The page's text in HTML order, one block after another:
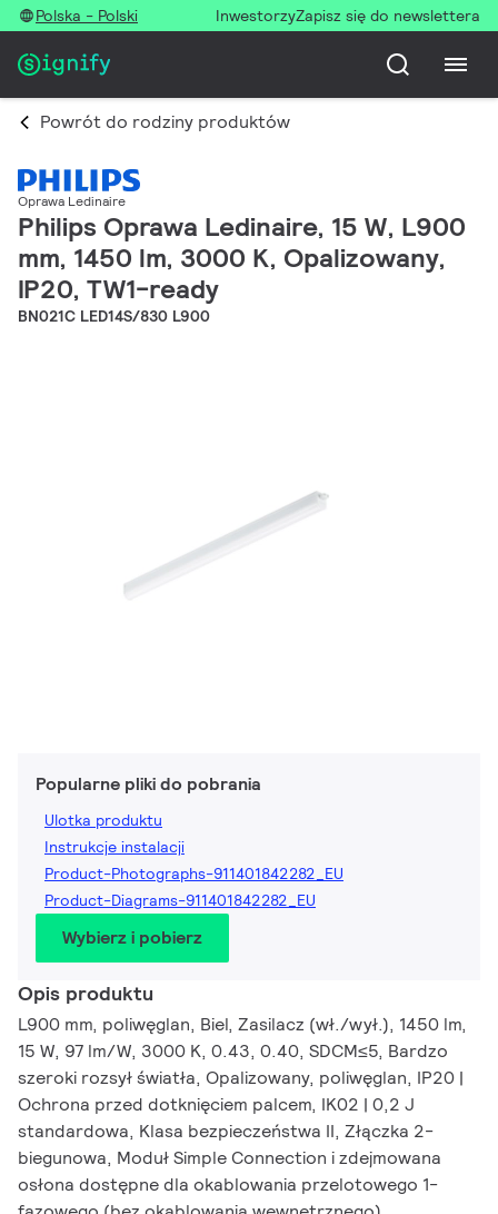
Polska - Polski InwestorzyZapisz się do newslettera
Powrót do rodziny produktów
Oprawa Ledinaire
Philips Oprawa Ledinaire, 15 W, L900
mm, 1450 lm, 3000 K, Opalizowany,
IP20, TW1-ready
BN021C LED14S/830 L900
Popularne pliki do pobrania
Ulotka produktu
Instrukcje instalacji
Product-Photographs-911401842282_EU
Product-Diagrams-911401842282_EU
Wybierz i pobierz
Opis produktu
L900 mm, poliwęglan, Biel, Zasilacz (wł./wył.), 1450 lm,
15 W, 97 lm/W, 3000 K, 0.43, 0.40, SDCM≤5, Bardzo
szeroki rozsył światła, Opalizowany, poliwęglan, IP20 |
Ochrona przed dotknięciem palcem, IK02 | 0,2 J
standardowa, Klasa bezpieczeństwa II, Złączka 2-
biegunowa, Moduł Simple Connection i zdejmowana
osłona dostępne dla okablowania przelotowego 1-